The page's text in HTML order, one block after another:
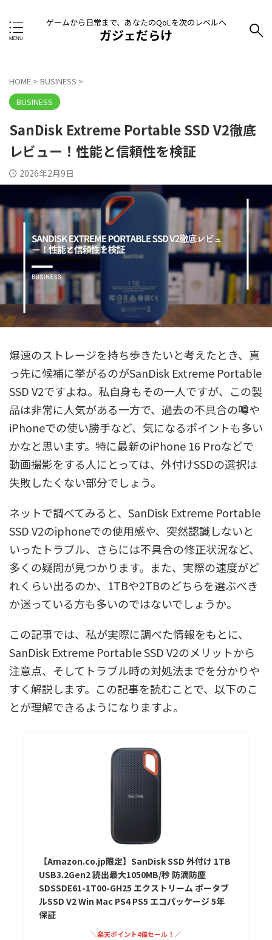
ゲームから日常まで、あなたのQoLを次のレベルへ
ガジェだらけ
HOME > BUSINESS >
BUSINESS
SanDisk Extreme Portable SSD V2徹底
レビュー！性能と信頼性を検証
2026年2月9日
爆速のストレージを持ち歩きたいと考えたとき、真
っ先に候補に挙がるのがSanDisk Extreme Portable
SSD V2ですよね。私自身もその一人ですが、この製
品は非常に人気がある一方で、過去の不具合の噂や
iPhoneでの使い勝手など、気になるポイントも多い
かなと思います。特に最新のiPhone 16 Proなどで
動画撮影をする人にとっては、外付けSSDの選択は
失敗したくない部分でしょう。
ネットで調べてみると、SanDisk Extreme Portable
SSD V2のiphoneでの使用感や、突然認識しないと
いったトラブル、さらには不具合の修正状況など、
多くの疑問が見つかります。また、実際の速度がど
れくらい出るのか、1TBや2TBのどちらを選ぶべき
か迷っている方も多いのではないでしょうか。
この記事では、私が実際に調べた情報をもとに、
SanDisk Extreme Portable SSD V2のメリットから
注意点、そしてトラブル時の対処法までを分かりや
すく解説します。この記事を読むことで、以下のこ
とが理解できるようになりますよ。
【Amazon.co.jp限定】SanDisk SSD 外付け 1TB
USB3.2Gen2 読出最大1050MB/秒 防滴防塵
SDSSDE61-1T00-GH25 エクストリーム ポータブ
ルSSD V2 Win Mac PS4 PS5 エコパッケージ 5年
保証
＼楽天ポイント4倍セール！／